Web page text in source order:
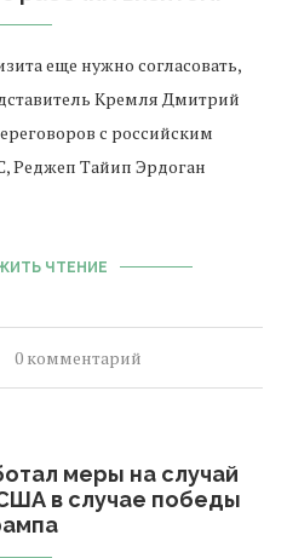
еще нужно согласовать,
Кремля Дмитрий
с российским
Реджеп Тайип Эрдоган
ЧТЕНИЕ
0 комментарий
меры на случай
в случае победы